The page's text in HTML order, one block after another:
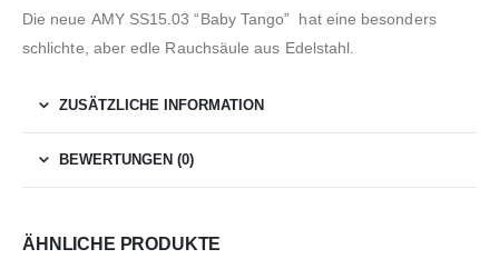
Die neue AMY SS15.03 “Baby Tango” hat eine besonders
schlichte, aber edle Rauchsäule aus Edelstahl.
ZUSÄTZLICHE INFORMATION
BEWERTUNGEN (0)
ÄHNLICHE PRODUKTE